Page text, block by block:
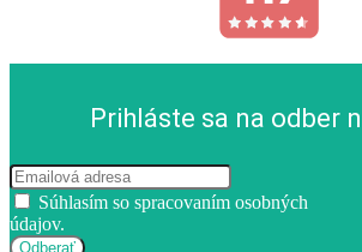
Prihláste sa na odber
Súhlasím so spracovaním osobných
údajov.